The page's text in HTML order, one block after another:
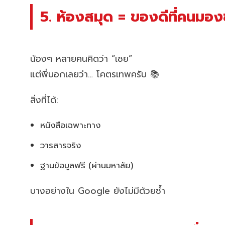
5. ห้องสมุด = ของดีที่คนมอง
น้องๆ หลายคนคิดว่า “เชย”
แต่พี่บอกเลยว่า… โคตรเทพครับ 📚
สิ่งที่ได้:
หนังสือเฉพาะทาง
วารสารจริง
ฐานข้อมูลฟรี (ผ่านมหาลัย)
บางอย่างใน Google ยังไม่มีด้วยซ้ำ